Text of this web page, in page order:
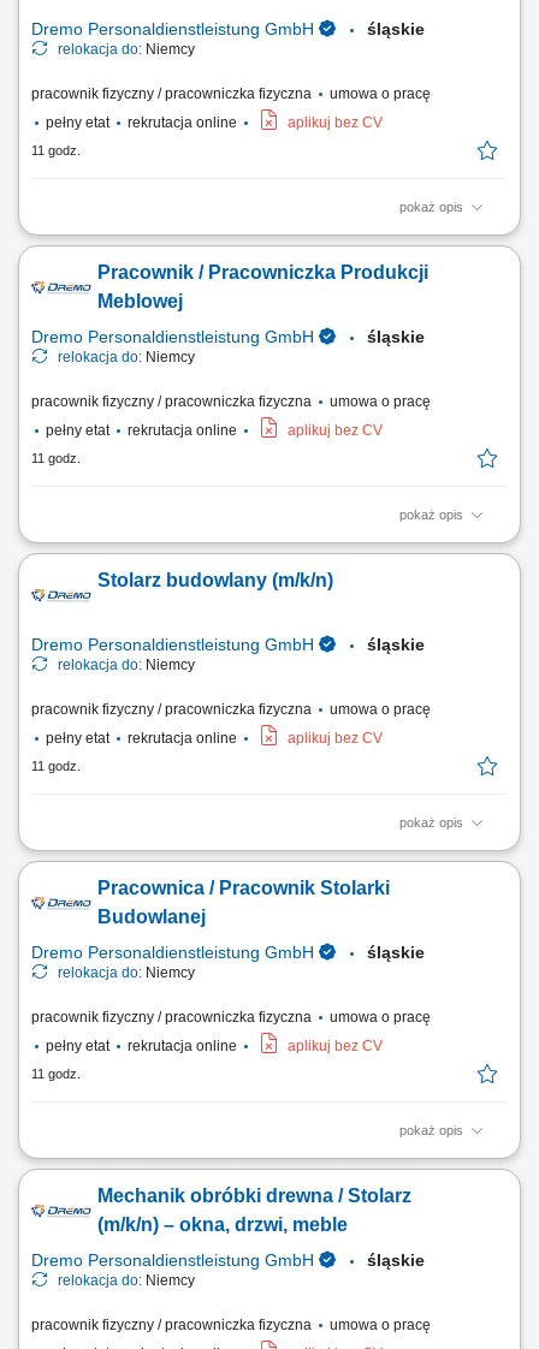
Dremo Personaldienstleistung GmbH śląskie
relokacja do: Niemcy
pracownik fizyczny / pracowniczka fizyczna
umowa o pracę
pełny etat
rekrutacja online aplikuj bez CV
11 godz.
pokaż opis
Obowiązki: Przygotowywanie i organizacja procesów pracy – od cięcia
wytycznymi i rysunkiem technicznym; Praca w produkcji jednostkowej i
seryjnej; Obsługa nowoczesnych maszyn do obróbki drewna;
Pracownik / Pracowniczka Produkcji
Meblowej
Dremo Personaldienstleistung GmbH śląskie
relokacja do: Niemcy
pracownik fizyczny / pracowniczka fizyczna
umowa o pracę
pełny etat
rekrutacja online aplikuj bez CV
11 godz.
pokaż opis
Zakres obowiązków: Realizacja prac stolarskich związanych z
organizacja procesu produkcji i montażu; Wykonywanie elementów
zgodnie z dokumentacją techniczną i wytycznymi; Obsługa maszyn do
Stolarz budowlany (m/k/n)
Dremo Personaldienstleistung GmbH śląskie
relokacja do: Niemcy
pracownik fizyczny / pracowniczka fizyczna
umowa o pracę
pełny etat
rekrutacja online aplikuj bez CV
11 godz.
pokaż opis
Obowiązki: wykonywanie drewnianych schodów; montaż elementów w
osadzanie okien w gotowych elementach ściennych; obsługa maszyn;
obróbka i wykończenie powierzchni drewnianych; Wymagania:
Pracownica / Pracownik Stolarki
Budowlanej
Dremo Personaldienstleistung GmbH śląskie
relokacja do: Niemcy
pracownik fizyczny / pracowniczka fizyczna
umowa o pracę
pełny etat
rekrutacja online aplikuj bez CV
11 godz.
pokaż opis
Zakres obowiązków: Wykonywanie oraz montaż drewnianych schodów;
oraz okładzin; Montaż okien w przygotowanych konstrukcjach
ściennych; Obsługa maszyn i urządzeń stolarskich; Obróbka oraz
Mechanik obróbki drewna / Stolarz
(m/k/n) – okna, drzwi, meble
Dremo Personaldienstleistung GmbH śląskie
relokacja do: Niemcy
pracownik fizyczny / pracowniczka fizyczna
umowa o pracę